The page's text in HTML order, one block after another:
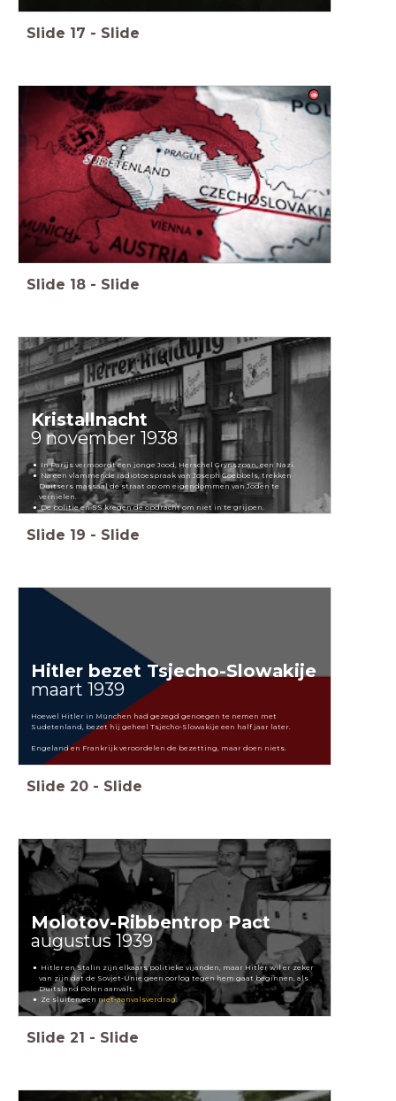
Slide 17 - Slide
Slide 18 - Slide
Kristallnacht
9 november 1938
In Parijs vermoordt een jonge Jood, Herschel Grynszpan, een Nazi.
Na een vlammende radiotoespraak van Joseph Goebbels, trekken
Duitsers massaal de straat op om eigendommen van Joden te
vernielen.
De politie en SS kregen de opdracht om niet in te grijpen.
Slide 19 - Slide
Hitler bezet Tsjecho-Slowakije
maart 1939
Hoewel Hitler in München had gezegd genoegen te nemen met
Sudetenland, bezet hij geheel Tsjecho-Slowakije een half jaar later.
Engeland en Frankrijk veroordelen de bezetting, maar doen niets.
Slide 20 - Slide
Molotov-Ribbentrop Pact
augustus 1939
Hitler en Stalin zijn elkaars politieke vijanden, maar Hitler wil er zeker
van zijn dat de Sovjet-Unie geen oorlog tegen hem gaat beginnen, als
Duitsland Polen aanvalt.
Ze sluiten een niet-aanvalsverdrag.
Slide 21 - Slide